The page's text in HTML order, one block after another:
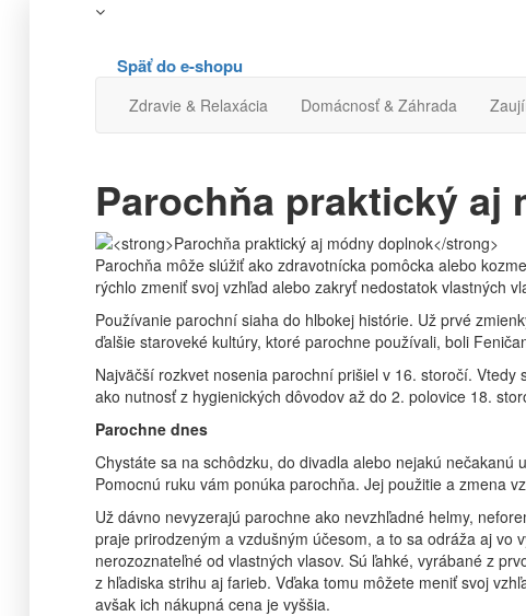
Späť do e-shopu
Zdravie & Relaxácia Domácnosť & Záhrada
Parochňa praktický aj
Parochňa môže slúžiť ako zdravotnícka pomôcka alebo
rýchlo zmeniť svoj vzhľad alebo zakryť nedostatok vlastných
Používanie parochní siaha do hlbokej histórie. Už prvé
ďalšie staroveké kultúry, ktoré parochne používali, boli
Najväčší rozkvet nosenia parochní prišiel v 16. storočí.
ako nutnosť z hygienických dôvodov až do 2. polovice 18.
Parochne dnes
Chystáte sa na schôdzku, do divadla alebo nejakú nečakanú
Pomocnú ruku vám ponúka parochňa. Jej použitie a zmena
Už dávno nevyzerajú parochne ako nevzhľadné helmy,
praje prirodzeným a vzdušným účesom, a to sa odráža aj vo
nerozoznateľné od vlastných vlasov. Sú ľahké, vyrábané z
z hľadiska strihu aj farieb. Vďaka tomu môžete meniť svoj
avšak ich nákupná cena je vyššia.